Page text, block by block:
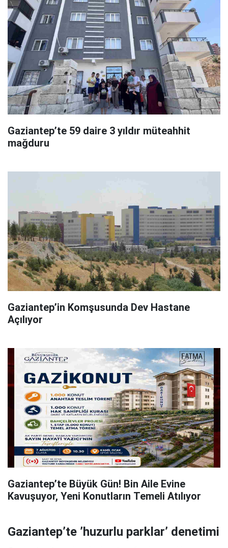
Gaziantep’te 59 daire 3 yıldır müteahhit
mağduru
Gaziantep’in Komşusunda Dev Hastane
Açılıyor
Gaziantep’te Büyük Gün! Bin Aile Evine
Kavuşuyor, Yeni Konutların Temeli Atılıyor
Gaziantep’te ’huzurlu parklar’ denetimi